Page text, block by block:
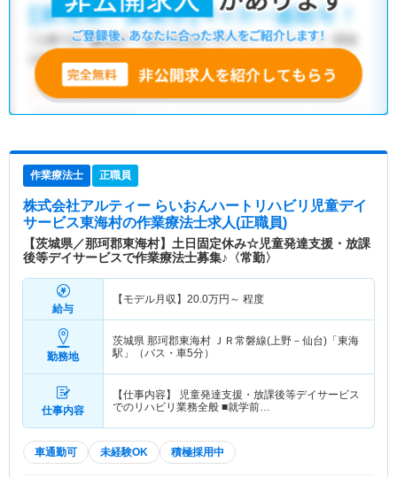
作業療法士 正職員
株式会社アルティー らいおんハートリハビリ児童デイ
サービス東海村の作業療法士求人(正職員)
【茨城県／那珂郡東海村】土日固定休み☆児童発達支援・放課
後等デイサービスで作業療法士募集♪〈常勤〉
給与
【モデル月収】 20.0万円～ 程度
勤務地
茨城県 那珂郡東海村 ＪＲ常磐線(上野－仙台)「東海
駅」（バス・車5分）
仕事内容
【仕事内容】 児童発達支援・放課後等デイサービス
でのリハビリ業務全般 ■就学前…
車通勤可 未経験OK 積極採用中